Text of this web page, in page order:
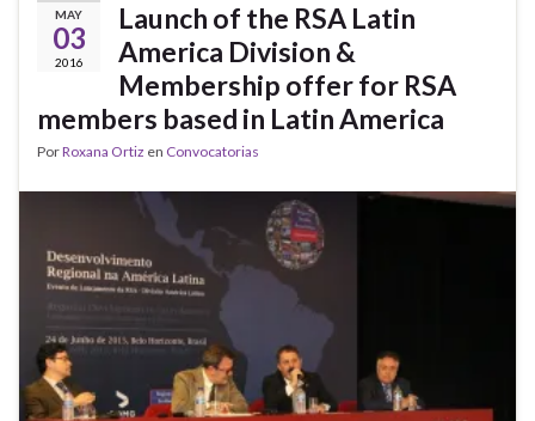
MAY
03
2016
Launch of the RSA Latin
America Division &
Membership offer for RSA
members based in Latin America
PorRoxana Ortiz en Convocatorias